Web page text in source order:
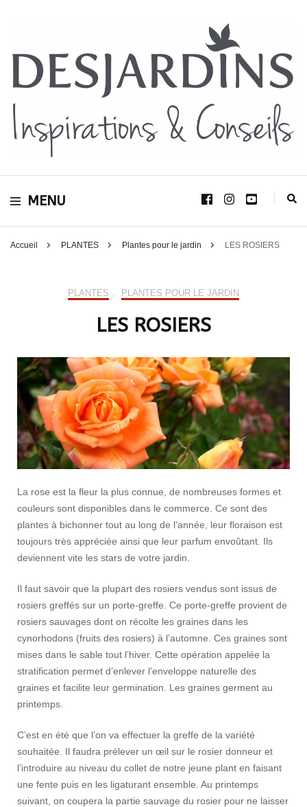
Desjardins
Inspirations &
Conseils
Avec le blog Desjardins, nous avons pour volonté de partager et de transmettre
d’aménagement d’intérieur et d’extérieur.
MENU
Accueil PLANTES Plantes pour le jardin LES ROSIERS
PLANTES , PLANTES POUR LE JARDIN
LES ROSIERS
La rose est la fleur la plus connue, de nombreuses formes et
couleurs sont disponibles dans le commerce. Ce sont des
plantes à bichonner tout au long de l’année, leur floraison est
toujours très appréciée ainsi que leur parfum envoûtant. Ils
deviennent vite les stars de votre jardin.
Il faut savoir que la plupart des rosiers vendus sont issus de
rosiers greffés sur un porte-greffe. Ce porte-greffe provient de
rosiers sauvages dont on récolte les graines dans les
cynorhodons (fruits des rosiers) à l’automne. Ces graines sont
mises dans le sable tout l’hiver. Cette opération appelée la
stratification permet d’enlever l’enveloppe naturelle des
graines et facilite leur germination. Les graines germent au
printemps.
C’est en été que l’on va effectuer la greffe de la variété
souhaitée. Il faudra prélever un œil sur le rosier donneur et
l’introduire au niveau du collet de notre jeune plant en faisant
une fente puis en les ligaturant ensemble. Au printemps
suivant, on coupera la partie sauvage du rosier pour ne laisser